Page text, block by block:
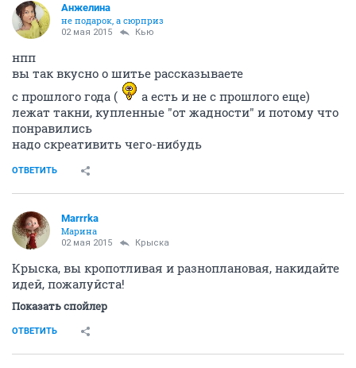
Aнжелина
не подарок, а сюрприз
02 мая 2015 Кью
нпп
вы так вкусно о шитье рассказываете
с прошлого года (
а есть и не с прошлого еще)
лежат такни, купленные "от жадности" и потому что
понравились
надо скреативить чего-нибудь
ОТВЕТИТЬ
Marrrka
Марина
02 мая 2015 Крыска
Крыска, вы кропотливая и разноплановая, накидайте
идей, пожалуйста!
Показать спойлер
ОТВЕТИТЬ